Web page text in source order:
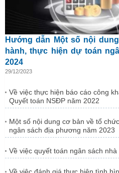
Hướng dẫn Một số nội
hành, thực hiện dự toán
2024
29/12/2023
Về việc thực hiện báo cáo công
Quyết toán NSĐP năm 2022
Một số nội dung cơ bản về tổ
ngân sách địa phương năm 2023
Về việc quyết toán ngân sách